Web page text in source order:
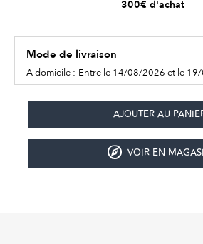
300€ d'achat
Mode de livraison
A domicile : Entre le 14/08/2026 et le
VOIR EN